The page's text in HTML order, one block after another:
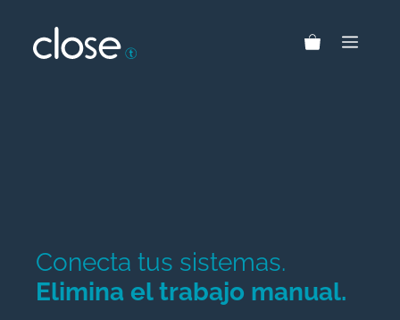
Conecta tus sistemas.
Elimina el trabajo manual.